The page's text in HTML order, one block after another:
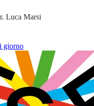
Luca Marsi
giorno